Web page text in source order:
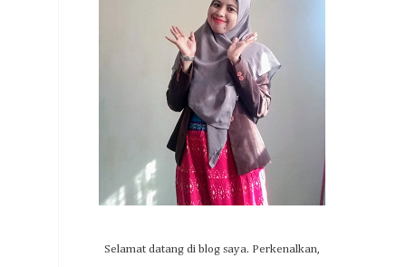
Selamat datang di blog saya. Perkenalkan,